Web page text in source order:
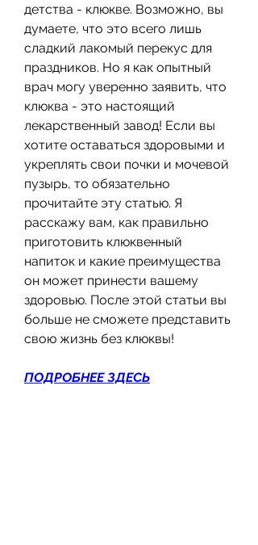
детства - клюкве. Возможно, вы
думаете, что это всего лишь
сладкий лакомый перекус для
праздников. Но я как опытный
врач могу уверенно заявить, что
клюква - это настоящий
лекарственный завод! Если вы
хотите оставаться здоровыми и
укреплять свои почки и мочевой
пузырь, то обязательно
прочитайте эту статью. Я
расскажу вам, как правильно
приготовить клюквенный
напиток и какие преимущества
он может принести вашему
здоровью. После этой статьи вы
больше не сможете представить
свою жизнь без клюквы!
ПОДРОБНЕЕ ЗДЕСЬ